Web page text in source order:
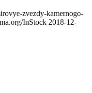
zvezdy-kamernogo-
InStock 2018-12-